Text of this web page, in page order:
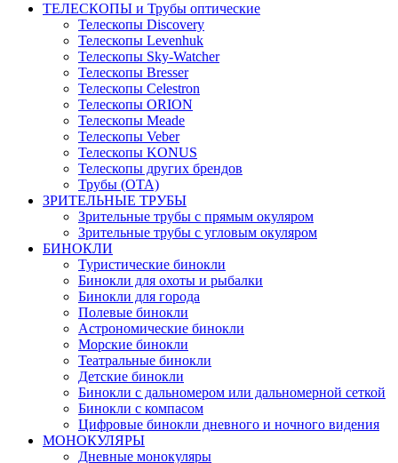
ТЕЛЕСКОПЫ и Трубы оптические
Телескопы Discovery
Телескопы Levenhuk
Телескопы Sky-Watcher
Телескопы Bresser
Телескопы Celestron
Телескопы ORION
Телескопы Meade
Телескопы Veber
Телескопы KONUS
Телескопы других брендов
Трубы (ОТА)
ЗРИТЕЛЬНЫЕ ТРУБЫ
Зрительные трубы с прямым окуляром
Зрительные трубы с угловым окуляром
БИНОКЛИ
Туристические бинокли
Бинокли для охоты и рыбалки
Бинокли для города
Полевые бинокли
Астрономические бинокли
Морские бинокли
Театральные бинокли
Детские бинокли
Бинокли с дальномером или дальномерной сеткой
Бинокли с компасом
Цифровые бинокли дневного и ночного видения
МОНОКУЛЯРЫ
Дневные монокуляры